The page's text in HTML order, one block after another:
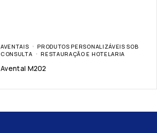
AVENTAIS
PRODUTOS PERSONALIZÁVEIS SOB
CONSULTA
RESTAURAÇÃO E HOTELARIA
Avental M202